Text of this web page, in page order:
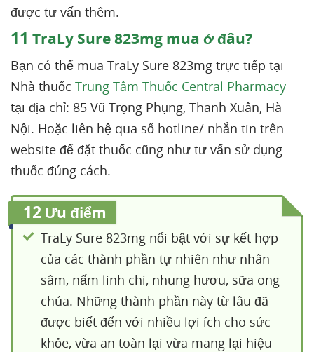
được tư vấn thêm.
11 TraLy Sure 823mg mua ở đâu?
Bạn có thể mua TraLy Sure 823mg trực tiếp tại
Nhà thuốc Trung Tâm Thuốc Central Pharmacy
tại địa chỉ: 85 Vũ Trọng Phụng, Thanh Xuân, Hà
Nội. Hoặc liên hệ qua số hotline/ nhắn tin trên
website để đặt thuốc cũng như tư vấn sử dụng
thuốc đúng cách.
12 Ưu điểm
TraLy Sure 823mg nổi bật với sự kết hợp
của các thành phần tự nhiên như nhân
sâm, nấm linh chi, nhung hươu, sữa ong
chúa. Những thành phần này từ lâu đã
được biết đến với nhiều lợi ích cho sức
khỏe, vừa an toàn lại vừa mang lại hiệu